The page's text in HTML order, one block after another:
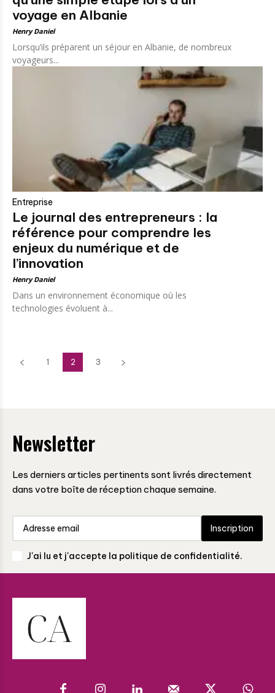
voyage en Albanie
Henry Daniel
Lorsqu’ils préparent un séjour en Albanie, de nombreux
voyageurs...
Entreprise
Le journal des entrepreneurs : la
référence pour comprendre les
enjeux du numérique et de
l’innovation
Henry Daniel
Dans un environnement économique où les
technologies évoluent à...
1 2 3
Newsletter
Les derniers articles pertinents sont livrés directement
dans votre boîte de réception chaque semaine.
Inscription
J'ai lu et j'accepte la politique de confidentialité.